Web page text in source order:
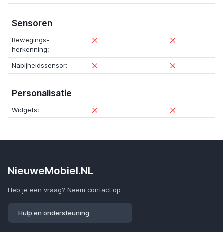
Sensoren
Bewegings-
herkenning:
Nabijheidssensor:
Personalisatie
Widgets:
NieuweMobiel.NL
Heb je een vraag? Neem contact op
Hulp en ondersteuning